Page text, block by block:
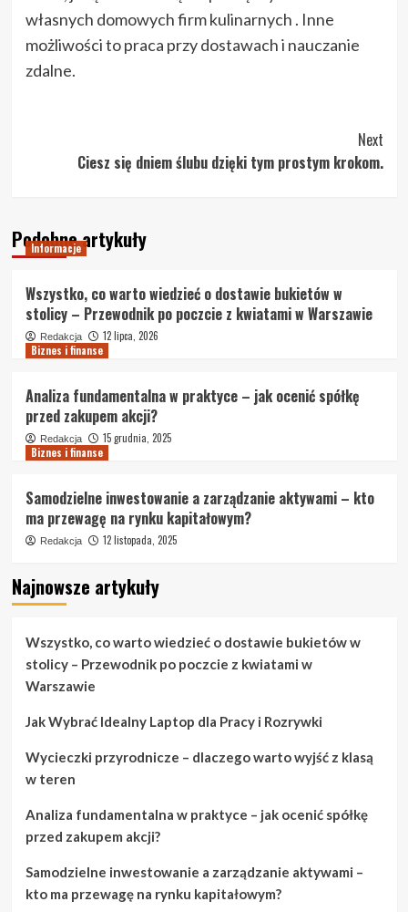
własnych domowych firm kulinarnych . Inne
możliwości to praca przy dostawach i nauczanie
zdalne.
Navigation
Next
Ciesz się dniem ślubu dzięki tym prostym krokom.
Podobne artykuły
Informacje
Wszystko, co warto wiedzieć o dostawie bukietów w
stolicy – Przewodnik po poczcie z kwiatami w Warszawie
Redakcja
12 lipca, 2026
Biznes i finanse
Analiza fundamentalna w praktyce – jak ocenić spółkę
przed zakupem akcji?
Redakcja
15 grudnia, 2025
Biznes i finanse
Samodzielne inwestowanie a zarządzanie aktywami – kto
ma przewagę na rynku kapitałowym?
Redakcja 12 listopada, 2025
Najnowsze artykuły
Wszystko, co warto wiedzieć o dostawie bukietów w
stolicy – Przewodnik po poczcie z kwiatami w
Warszawie
Jak Wybrać Idealny Laptop dla Pracy i Rozrywki
Wycieczki przyrodnicze – dlaczego warto wyjść z klasą
w teren
Analiza fundamentalna w praktyce – jak ocenić spółkę
przed zakupem akcji?
Samodzielne inwestowanie a zarządzanie aktywami –
kto ma przewagę na rynku kapitałowym?